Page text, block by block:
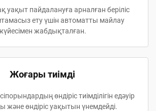
уақыт пайдалануға арналған беріліс
ету үшін автоматты майлау
жабдықталған.
Жоғары тиімді
өндіріс тиімділігін едәуір
және өндіріс уақытын үнемдейді.